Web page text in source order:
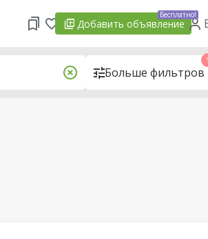
Добавить объявление
Бесплатно!
Больше фильтров
1